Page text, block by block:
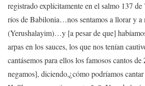
registrado explícitamente en el salmo 137
ríos de Babilonia…nos sentamos a llorar y a
(Yerushalayim)…y [a pesar de que]
arpas en los sauces, los que nos tenían
cantásemos para ellos los famosos cantos
negamos], diciendo,¿cómo podríamos